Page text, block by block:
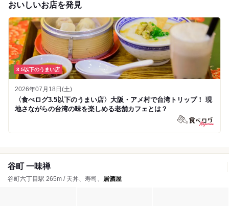
おいしいお店を発見
3.5以下のうまい店
2026年07月18日(土)
〈食べログ3.5以下のうまい店〉大阪・アメ村で台湾トリップ！ 現
地さながらの台湾の味を楽しめる老舗カフェとは？
谷町 一味禅
谷町六丁目駅 265m / 天丼、寿司、 居酒屋